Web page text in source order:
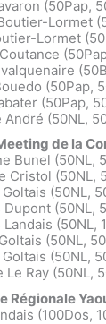
(50Pap,
Lormet
Lormet
(50Pap,
(50Pap,
André (50NL,
de la
Bunel (50NL,
Cristol (50NL,
(50NL,
Dupont (50NL,
Landais (50NL,
(50NL,
(50NL,
Le Ray (50NL,
Régionale
(100Dos,